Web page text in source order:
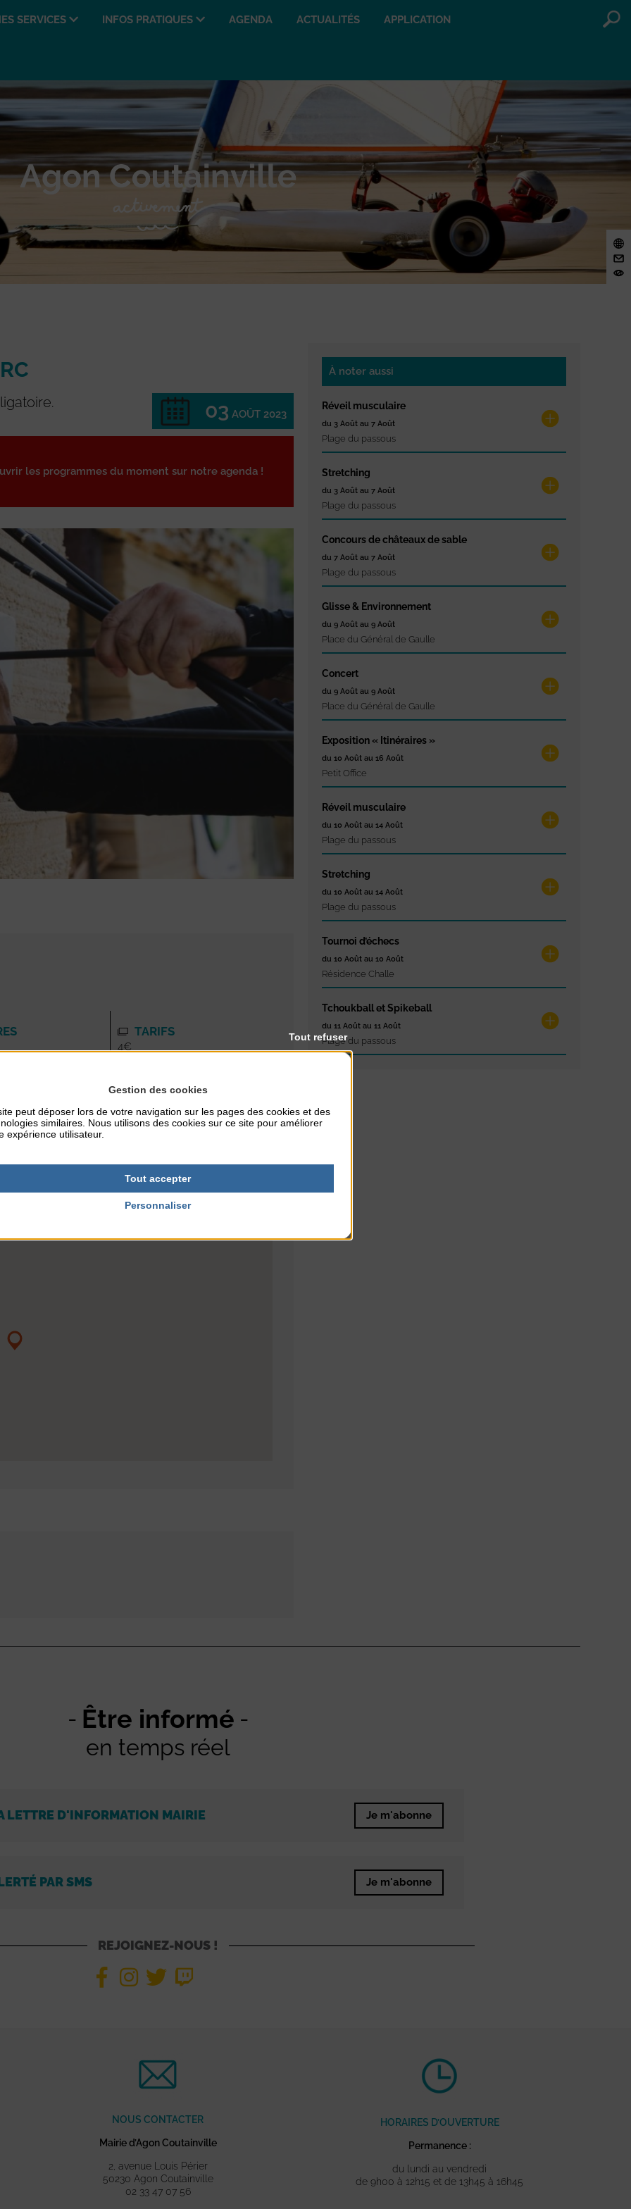
SERVICES INFOS PRATIQUES AGENDA ACTUALITÉS APPLICATION
03 AOÛT 2023
les programmes du moment sur notre agenda !
TARIFS
4€
À noter aussi
Réveil musculaire
du 3 Août au 7 Août
Plage du passous
Stretching
du 3 Août au 7 Août
Plage du passous
Concours de châteaux de sable
du 7 Août au 7 Août
Plage du passous
Glisse & Environnement
du 9 Août au 9 Août
Place du Général de Gaulle
Concert
du 9 Août au 9 Août
Place du Général de Gaulle
Exposition « Itinéraires »
du 10 Août au 16 Août
Petit Office
Réveil musculaire
du 10 Août au 14 Août
Plage du passous
Stretching
du 10 Août au 14 Août
Plage du passous
Tournoi d’échecs
du 10 Août au 10 Août
Résidence Challe
Tchoukball et Spikeball
du 11 Août au 11 Août
Plage du passous
Être informé
en temps réel
LETTRE D'INFORMATION MAIRIE Je m'abonne
PAR SMS Je m'abonne
REJOIGNEZ-NOUS !
NOUS CONTACTER
Mairie d’Agon Coutainville
2, avenue Louis Périer
50230 Agon Coutainville
02 33 47 07 56
HORAIRES D’OUVERTURE
Permanence :
du lundi au vendredi
de 9h00 à 12h15 et de 13h45 à 16h45
Gestion des cookies
peut déposer lors de votre navigation sur les pages des cookies et des
similaires. Nous utilisons des cookies sur ce site pour améliorer
expérience utilisateur.
Tout accepter
Tout refuser
Personnaliser